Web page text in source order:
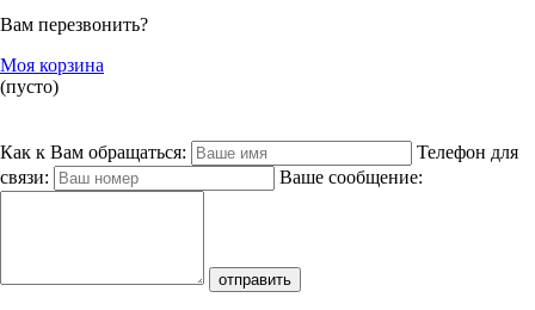
Вам перезвонить?
Моя корзина
(пусто)
Как к Вам обращаться:
Телефон для
связи:
Ваше сообщение: